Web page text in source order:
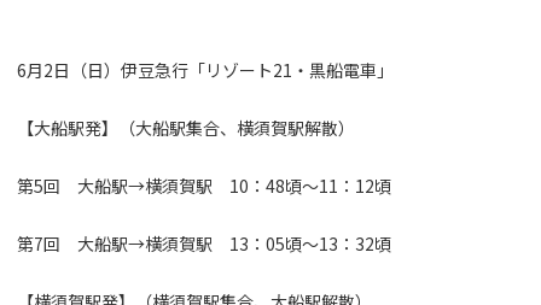
6月2日（日）伊豆急行「リゾート21・黒船電車」
【大船駅発】（大船駅集合、横須賀駅解散）
第5回 大船駅→横須賀駅 10：48頃～11：12頃
第7回 大船駅→横須賀駅 13：05頃～13：32頃